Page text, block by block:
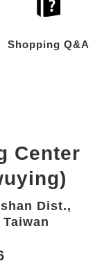
Shopping Q&A
Center
Dist.,